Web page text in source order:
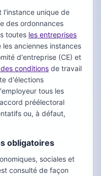
l'instance unique de
des ordonnances
toutes les entreprises
anciennes instances
d'entreprise (CE) et
conditions de travail
d'élections
tous les
préélectoral
ou, à défaut,
obligatoires
sociales et
consulté de façon